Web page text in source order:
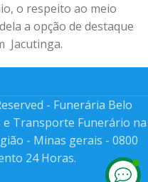
o respeito ao meio
a opção de destaque
Jacutinga.
- Funerária Belo
Transporte Funerário na
- Minas gerais - 0800
24 Horas.